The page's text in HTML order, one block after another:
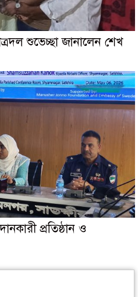
শুভেচ্ছা জানালেন শেখ
প্রতিষ্ঠান ও